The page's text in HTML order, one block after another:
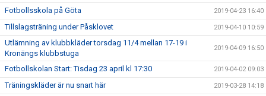
Fotbollsskola på Göta 2019-04-23 16:40
Tillslagsträning under Påsklovet 2019-04-10 10:59
Utlämning av klubbkläder torsdag 11/4 mellan 17-19 i
Kronängs klubbstuga
2019-04-09 16:50
Fotbollskolan Start: Tisdag 23 april kl 17:30 2019-04-02 09:03
Träningskläder är nu snart här 2019-03-28 14:18